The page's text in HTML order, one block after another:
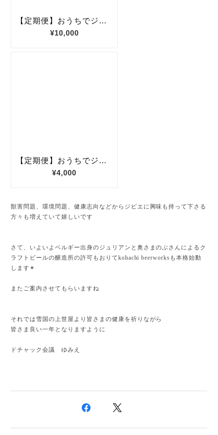
獣害問題、環境問題、健康志向などからジビエに興味も持って下さる
方々も増えていて嬉しいです
さて、いよいよベルギー出身のジュリアンと奥さまのぶさんによるク
ラフトビールの醸造所の許可もおりてkohachi beerworksも本格始動
します✴
またご案内させてもらいますね
それでは雪国の上世屋より皆さまの健康を祈りながら
皆さま良い一年となりますように
ドチャック会議 ゆみえ